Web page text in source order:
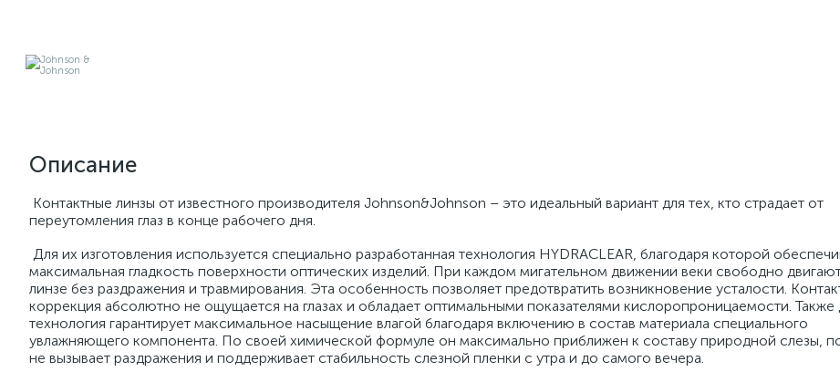
Описание
Контактные линзы от известного производителя Johnson&Johnson – это идеальный вариант для тех, кто страдает от
переутомления глаз в конце рабочего дня.
Для их изготовления используется специально разработанная технология HYDRACLEAR, благодаря которой
максимальная гладкость поверхности оптических изделий. При каждом мигательном движении веки свободно
линзе без раздражения и травмирования. Эта особенность позволяет предотвратить возникновение усталости.
коррекция абсолютно не ощущается на глазах и обладает оптимальными показателями кислоропроницаемости. Также
технология гарантирует максимальное насыщение влагой благодаря включению в состав материала специального
увлажняющего компонента. По своей химической формуле он максимально приближен к составу природной слезы,
не вызывает раздражения и поддерживает стабильность слезной пленки с утра и до самого вечера.